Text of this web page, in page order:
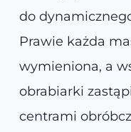
do
Prawie każda
wymieniona, a
obrabiarki
centrami